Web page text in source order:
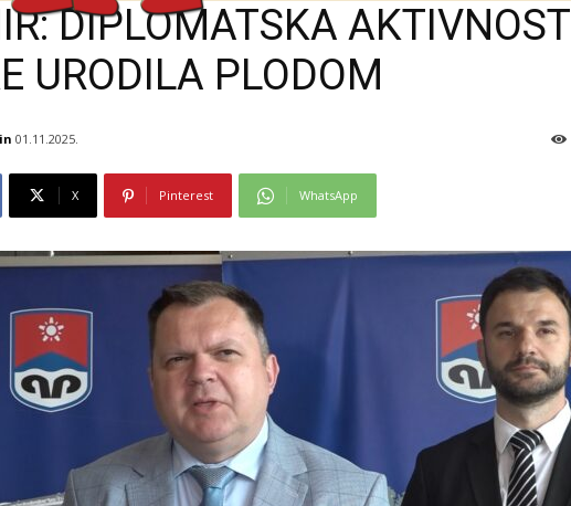
DIPLOMATSKA AKTIVNOST
URODILA PLODOM
01.11.2025.
X Pinterest WhatsApp